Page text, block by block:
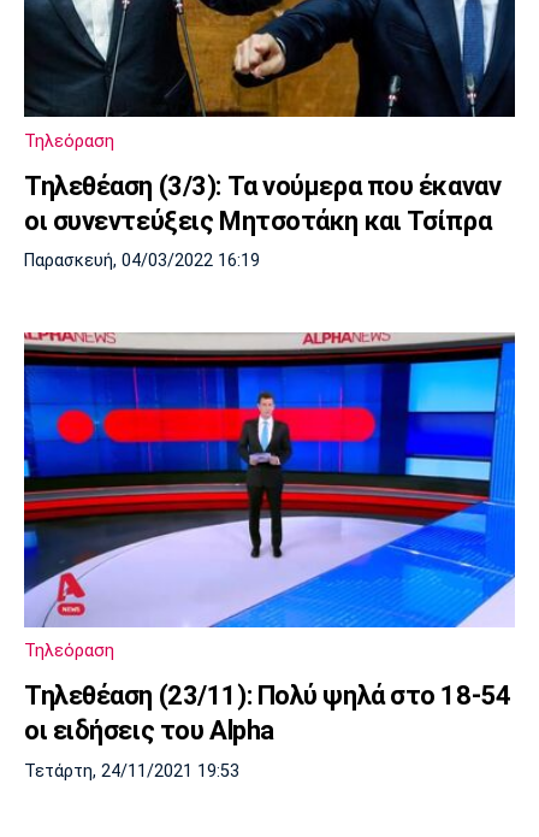
Πολιτισμός
Τραγούδια
Cine Spot
Running
Πρόγραμμα TV
Ιωνικός Κηφισιά Πανσερραϊκός
Μπαρτσελόνα
Ρεάλ
Μάντσεστερ
Γιουνάιτεντ
Τσέλσι Άρσεναλ
Λίβερπουλ
Μάντσεστερ
Γιουβέντους
Ίντερ Μίλαν Μπάγερν
Τηλεόραση
Τηλεθέαση (3/3): Τα νούμερα που έκαναν
οι συνεντεύξεις Μητσοτάκη και Τσίπρα
Παρασκευή, 04/03/2022 16:19
Τηλεόραση
Τηλεθέαση (23/11): Πολύ ψηλά στο 18-54
οι ειδήσεις του Alpha
Τετάρτη, 24/11/2021 19:53